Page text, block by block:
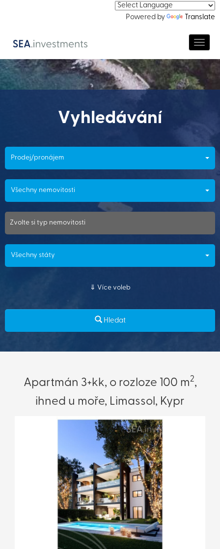
Powered by Translate
Vyhledávání
Prodej/pronájem
Všechny nemovitosti
Zvolte si typ nemovitosti
Všechny státy
Více voleb
Hledat
Apartmán 3+kk, o rozloze 100 m2,
ihned u moře, Limassol, Kypr